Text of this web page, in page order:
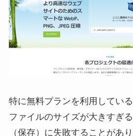
特に無料プランを利用してい
ファイルのサイズが大きすぎ
（保存）に失敗することがあり